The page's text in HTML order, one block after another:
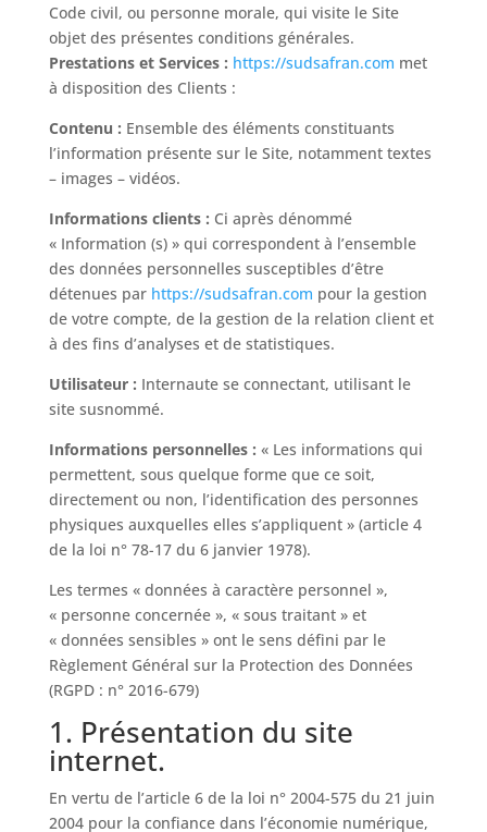
Code civil, ou personne morale, qui visite le Site
objet des présentes conditions générales.
Prestations et Services : https://sudsafran.com met
à disposition des Clients :
Contenu : Ensemble des éléments constituants
l’information présente sur le Site, notamment textes
– images – vidéos.
Informations clients : Ci après dénommé
« Information (s) » qui correspondent à l’ensemble
des données personnelles susceptibles d’être
détenues par https://sudsafran.com pour la gestion
de votre compte, de la gestion de la relation client et
à des fins d’analyses et de statistiques.
Utilisateur : Internaute se connectant, utilisant le
site susnommé.
Informations personnelles : « Les informations qui
permettent, sous quelque forme que ce soit,
directement ou non, l’identification des personnes
physiques auxquelles elles s’appliquent » (article 4
de la loi n° 78-17 du 6 janvier 1978).
Les termes « données à caractère personnel »,
« personne concernée », « sous traitant » et
« données sensibles » ont le sens défini par le
Règlement Général sur la Protection des Données
(RGPD : n° 2016-679)
1. Présentation du site
internet.
En vertu de l’article 6 de la loi n° 2004-575 du 21 juin
2004 pour la confiance dans l’économie numérique,